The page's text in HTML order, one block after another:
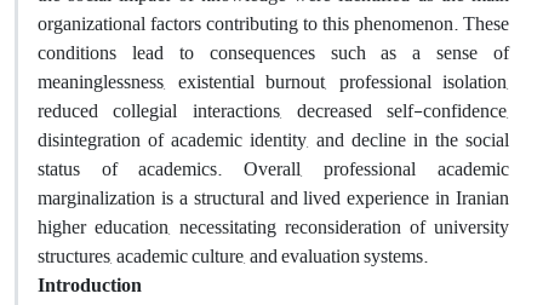
organizational factors contributing to this phenomenon. These
conditions lead to consequences such as a sense of
meaninglessness, existential burnout, professional isolation,
reduced collegial interactions, decreased self-confidence,
disintegration of academic identity, and decline in the social
status of academics. Overall, professional academic
marginalization is a structural and lived experience in Iranian
higher education, necessitating reconsideration of university
structures, academic culture, and evaluation systems.
Introduction